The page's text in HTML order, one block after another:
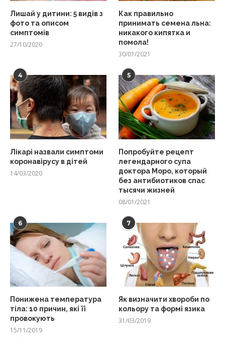
Лишай у дитини: 5 видів з
фото та описом
симптомів
27/10/2020
Как правильно
принимать семена льна:
никакого кипятка и
помола!
30/01/2021
4
Лікарі назвали симптоми
коронавірусу в дітей
14/03/2020
5
Попробуйте рецепт
легендарного супа
доктора Моро, который
без антибиотиков спас
тысячи жизней
08/01/2021
6
Понижена температура
тіла: 10 причин, які її
провокують
15/11/2019
7
Як визначити хвороби по
кольору та формі язика
31/03/2019